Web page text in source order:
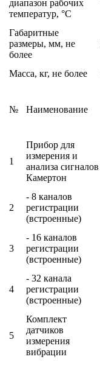
диапазон рабочих
температур, °C
Габаритные
размеры, мм, не
более
Масса, кг, не более
№ Наименование
1
Прибор для
измерения и
анализа сигналов
Камертон
2
- 8 каналов
регистрации
(встроенные)
3
- 16 каналов
регистрации
(встроенные)
4
- 32 канала
регистрации
(встроенные)
5
Комплект
датчиков
измерения
вибрации